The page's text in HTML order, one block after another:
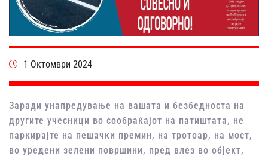
1 Октомври 2024
Заради унапредување на вашата и безбедноста на
другите учесници во сообраќајот на патиштата, не
паркирајте на пешачки премин, на тротоар, на мост,
во уредени зелени површини, пред влез во објект,